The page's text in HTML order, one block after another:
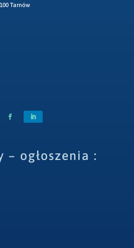
Tarnów
– ogłoszenia :